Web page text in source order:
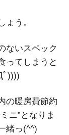
う。
ないスペック
ってしまうと
ﾟ))))
の暖房費節約
ニ”となりま
緒っ(^^)